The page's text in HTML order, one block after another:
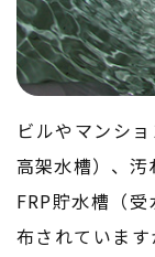
ビルやマンシ
高架水槽）、汚
FRP貯水槽（
布されていま